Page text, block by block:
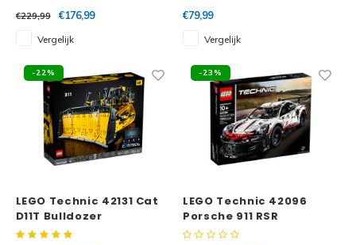
€229,99
€176,99
Vergelijk
€79,99
Vergelijk
-22%
LEGO Technic 42131 Cat
D11T Bulldozer
-23%
LEGO Technic 42096
Porsche 911 RSR